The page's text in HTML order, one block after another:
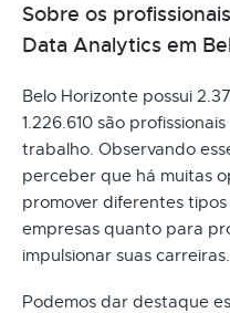
Sobre os
Data Analytics em
Belo Horizonte possui
1.226.610 são
trabalho. Observando
perceber que há muitas
promover diferentes
empresas quanto para
impulsionar suas carreiras.
Podemos dar destaque